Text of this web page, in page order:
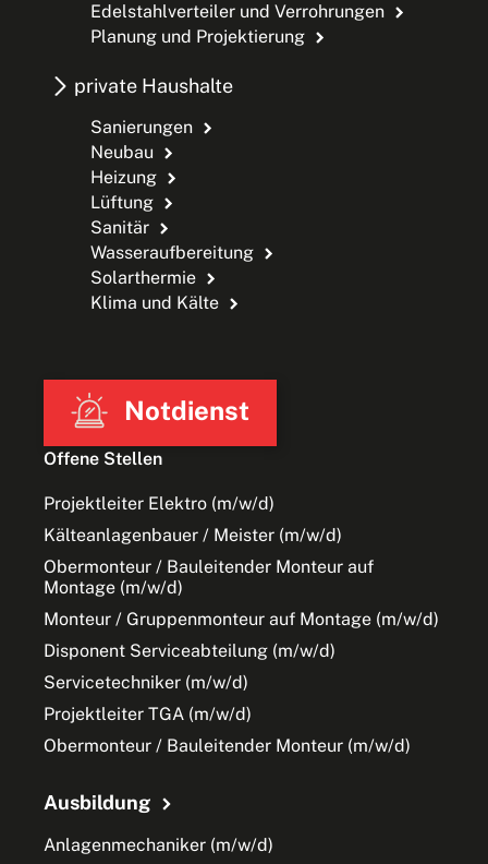
Edelstahlverteiler und Verrohrungen
Planung und Projektierung
private Haushalte
Sanierungen
Neubau
Heizung
Lüftung
Sanitär
Wasseraufbereitung
Solarthermie
Klima und Kälte
Notdienst
Offene Stellen
Projektleiter Elektro (m/w/d)
Kälteanlagenbauer / Meister (m/w/d)
Obermonteur / Bauleitender Monteur auf
Montage (m/w/d)
Monteur / Gruppenmonteur auf Montage (m/w/d)
Disponent Serviceabteilung (m/w/d)
Servicetechniker (m/w/d)
Projektleiter TGA (m/w/d)
Obermonteur / Bauleitender Monteur (m/w/d)
Ausbildung
Anlagenmechaniker (m/w/d)